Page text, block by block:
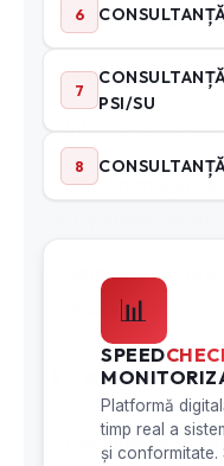
OMAI 135/2023
• Reîncărcarea și
• Înlocuirea
• Documentația
• Amplasarea
SERVICII
• Evenimente